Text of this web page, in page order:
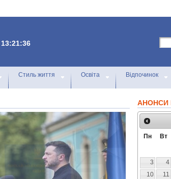
13:21:36
Стиль життя Освіта Відпочинок
АНОНСИ
Пн Вт
3
4
10
11